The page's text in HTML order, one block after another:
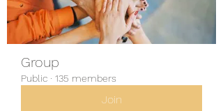
Group
Public · 135 members
Join